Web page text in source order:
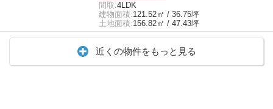
間取:4LDK
建物面積:121.52㎡ / 36.75坪
土地面積:156.82㎡ / 47.43坪
近くの物件をもっと見る